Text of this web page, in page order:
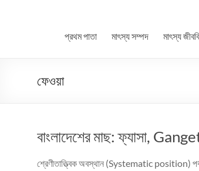
প্রথম পাতা মাৎস্য সম্পদ মাৎস্য
ফেওয়া
বাংলাদেশের মাছ: ফ্যাসা,
শ্রেণীতাত্ত্বিক অবস্থান (Systematic